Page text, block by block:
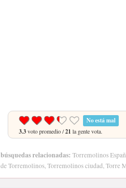
No está mal
3.3voto promedio /21 la gente vota.
búsquedas relacionadas: Torremolinos
de Torremolinos, Torremolinos ciudad, Torre